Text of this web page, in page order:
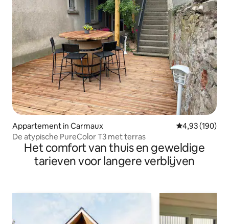
Appartement in Carmaux Gemiddelde
4,93 (190)
De atypische PureColor T3 met terras
Het comfort van thuis en geweldige
tarieven voor langere verblijven